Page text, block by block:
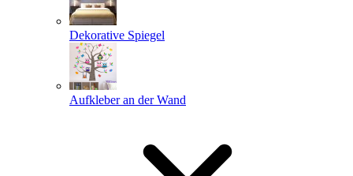
Dekorative Spiegel
Aufkleber an der Wand